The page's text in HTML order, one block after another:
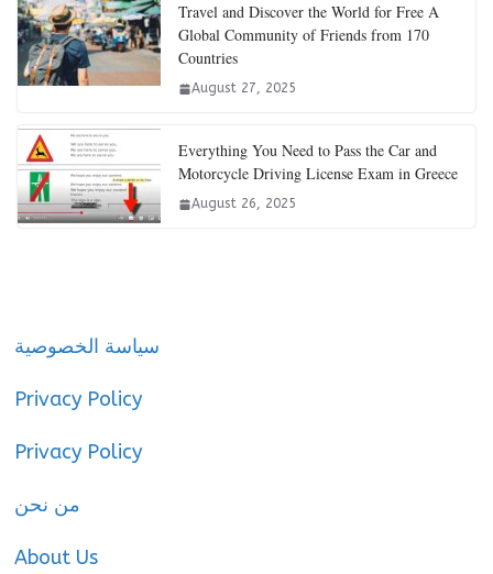
Travel and Discover the World for Free A
Global Community of Friends from 170
Countries
August 27, 2025
Everything You Need to Pass the Car and
Motorcycle Driving License Exam in Greece
August 26, 2025
سياسة الخصوصية
Privacy Policy
Privacy Policy
من نحن
About Us